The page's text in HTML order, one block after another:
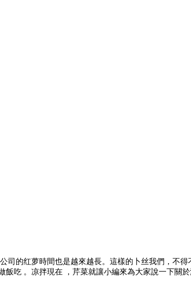
公司的红萝時間也是越來越長。這樣的卜丝我們
做飯吃 。凉拌現在 ，芹菜就讓小編來為大家說一下關